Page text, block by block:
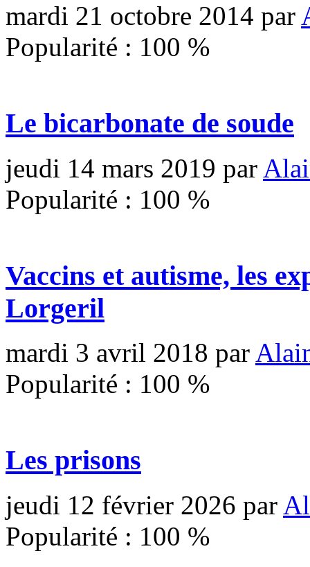
mardi 21 octobre 2014 par
Popularité : 100 %
Le bicarbonate de soude
jeudi 14 mars 2019 par
Popularité : 100 %
Vaccins et autisme, les
Lorgeril
mardi 3 avril 2018 par
Popularité : 100 %
Les prisons
jeudi 12 février 2026 par
Popularité : 100 %